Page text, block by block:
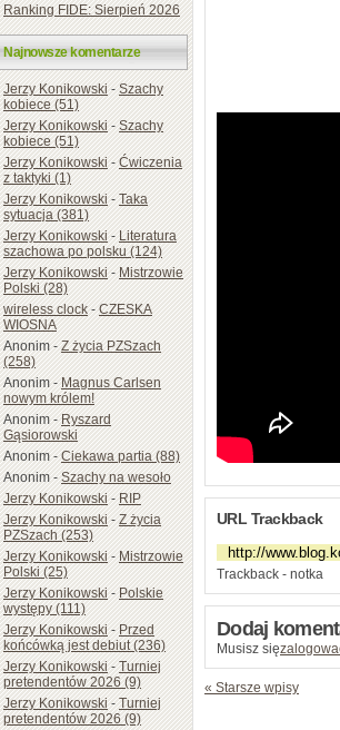
Ranking FIDE: Sierpień 2026
Najnowsze komentarze
Jerzy Konikowski-Szachy
kobiece (51)
Jerzy Konikowski-Szachy
kobiece (51)
Jerzy Konikowski-Ćwiczenia
z taktyki (1)
Jerzy Konikowski-Taka
sytuacja (381)
Jerzy Konikowski-Literatura
szachowa po polsku (124)
Jerzy Konikowski-Mistrzowie
Polski (28)
wireless clock-CZESKA
WIOSNA
Anonim-Z życia PZSzach
(258)
Anonim-Magnus Carlsen
nowym królem!
Anonim-Ryszard
Gąsiorowski
Anonim-Ciekawa partia (88)
Anonim-Szachy na wesoło
Jerzy Konikowski-RIP
Jerzy Konikowski-Z życia
PZSzach (253)
Jerzy Konikowski-Mistrzowie
Polski (25)
Jerzy Konikowski-Polskie
występy (111)
Jerzy Konikowski-Przed
końcówką jest debiut (236)
Jerzy Konikowski-Turniej
pretendentów 2026 (9)
Jerzy Konikowski-Turniej
pretendentów 2026 (9)
URL Trackback
Trackback - notka
Dodaj
Musisz się
« Starsze wpisy